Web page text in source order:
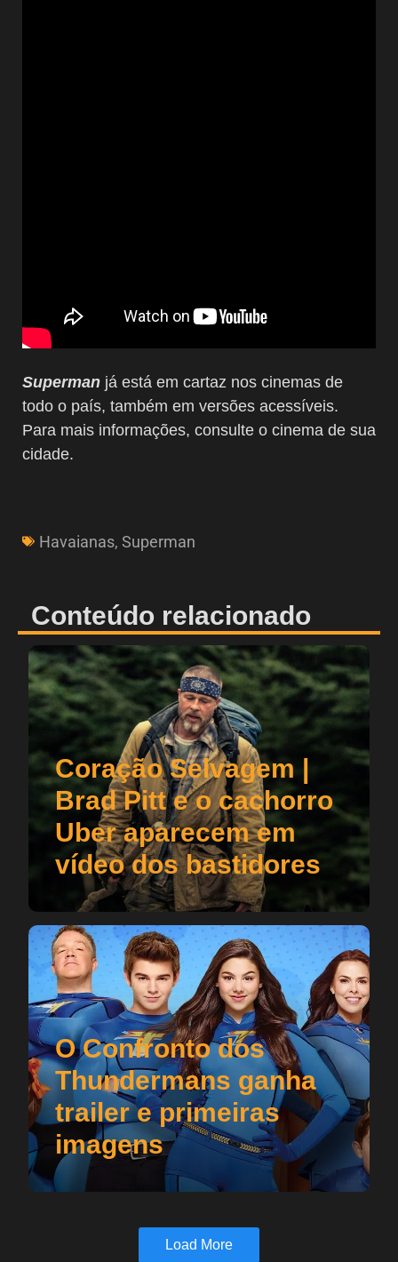
Superman já está em cartaz nos cinemas de
todo o país, também em versões acessíveis.
Para mais informações, consulte o cinema de sua
cidade.
Havaianas, Superman
Conteúdo relacionado
Coração Selvagem |
Brad Pitt e o cachorro
Uber aparecem em
vídeo dos bastidores
O Confronto dos
Thundermans ganha
trailer e primeiras
imagens
Load More